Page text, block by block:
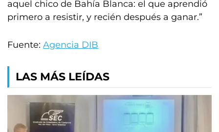
aquel chico de Bahía Blanca: el que aprendió
primero a resistir, y recién después a ganar.”
Fuente: Agencia DIB
LAS MÁS LEÍDAS